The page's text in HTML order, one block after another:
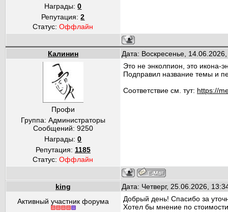
Награды:0
Репутация:2
Статус:Оффлайн
Калинин Дата: Воскресенье,
Профи
Группа: Администраторы
Сообщений: 9250
Награды:0
Репутация: 1185
Статус:Оффлайн
Это не энколпион, это икона-
Подправил название темы и
Соответствие см. тут: https://
king
Дата: Четверг, 25.06.2026,
Активный участник форума
Добрый день! Спасибо за
Хотел бы мнение по